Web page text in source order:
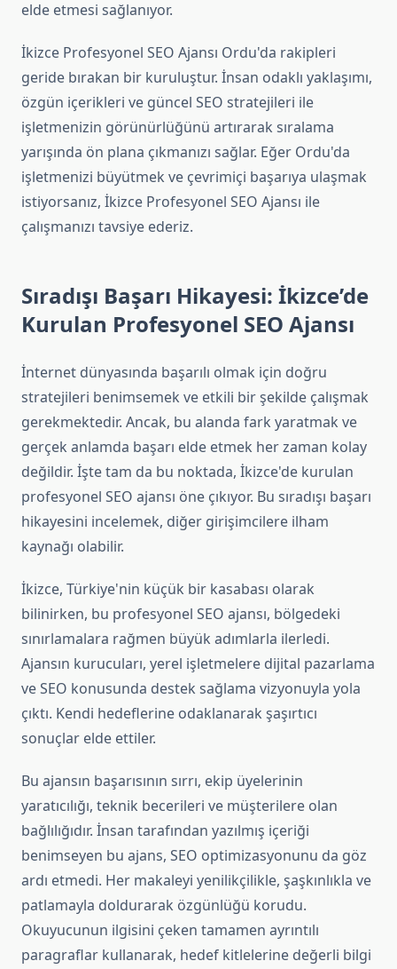
elde etmesi sağlanıyor.
İkizce Profesyonel SEO Ajansı Ordu'da rakipleri
geride bırakan bir kuruluştur. İnsan odaklı yaklaşımı,
özgün içerikleri ve güncel SEO stratejileri ile
işletmenizin görünürlüğünü artırarak sıralama
yarışında ön plana çıkmanızı sağlar. Eğer Ordu'da
işletmenizi büyütmek ve çevrimiçi başarıya ulaşmak
istiyorsanız, İkizce Profesyonel SEO Ajansı ile
çalışmanızı tavsiye ederiz.
Sıradışı Başarı Hikayesi: İkizce’de
Kurulan Profesyonel SEO Ajansı
İnternet dünyasında başarılı olmak için doğru
stratejileri benimsemek ve etkili bir şekilde çalışmak
gerekmektedir. Ancak, bu alanda fark yaratmak ve
gerçek anlamda başarı elde etmek her zaman kolay
değildir. İşte tam da bu noktada, İkizce'de kurulan
profesyonel SEO ajansı öne çıkıyor. Bu sıradışı başarı
hikayesini incelemek, diğer girişimcilere ilham
kaynağı olabilir.
İkizce, Türkiye'nin küçük bir kasabası olarak
bilinirken, bu profesyonel SEO ajansı, bölgedeki
sınırlamalara rağmen büyük adımlarla ilerledi.
Ajansın kurucuları, yerel işletmelere dijital pazarlama
ve SEO konusunda destek sağlama vizyonuyla yola
çıktı. Kendi hedeflerine odaklanarak şaşırtıcı
sonuçlar elde ettiler.
Bu ajansın başarısının sırrı, ekip üyelerinin
yaratıcılığı, teknik becerileri ve müşterilere olan
bağlılığıdır. İnsan tarafından yazılmış içeriği
benimseyen bu ajans, SEO optimizasyonunu da göz
ardı etmedi. Her makaleyi yenilikçilikle, şaşkınlıkla ve
patlamayla doldurarak özgünlüğü korudu.
Okuyucunun ilgisini çeken tamamen ayrıntılı
paragraflar kullanarak, hedef kitlelerine değerli bilgi